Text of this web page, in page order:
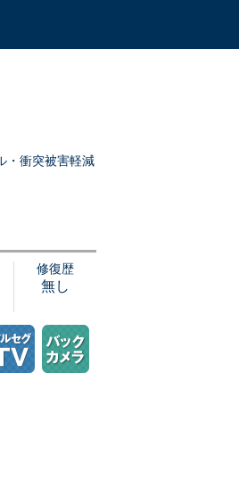
・衝突被害軽減
ートヒーターなど快適装備盛りだくさん♪もち
覧にお越しくださいませ。
修復歴
無し